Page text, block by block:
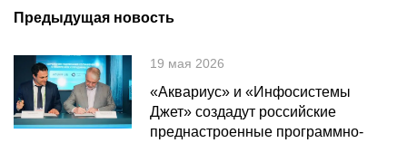
Предыдущая новость
19 мая 2026
«Аквариус» и «Инфосистемы
Джет» создадут российские
преднастроенные программно-